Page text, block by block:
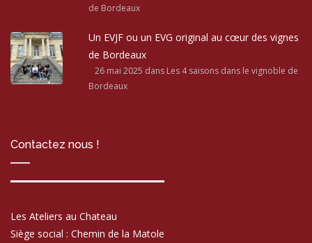
de Bordeaux
Un EVJF ou un EVG original au cœur des vignes
de Bordeaux
26 mai 2025 dans Les 4 saisons dans le vignoble de
Bordeaux
Contactez nous !
Les Ateliers au Chateau
Siège social : Chemin de la Matole